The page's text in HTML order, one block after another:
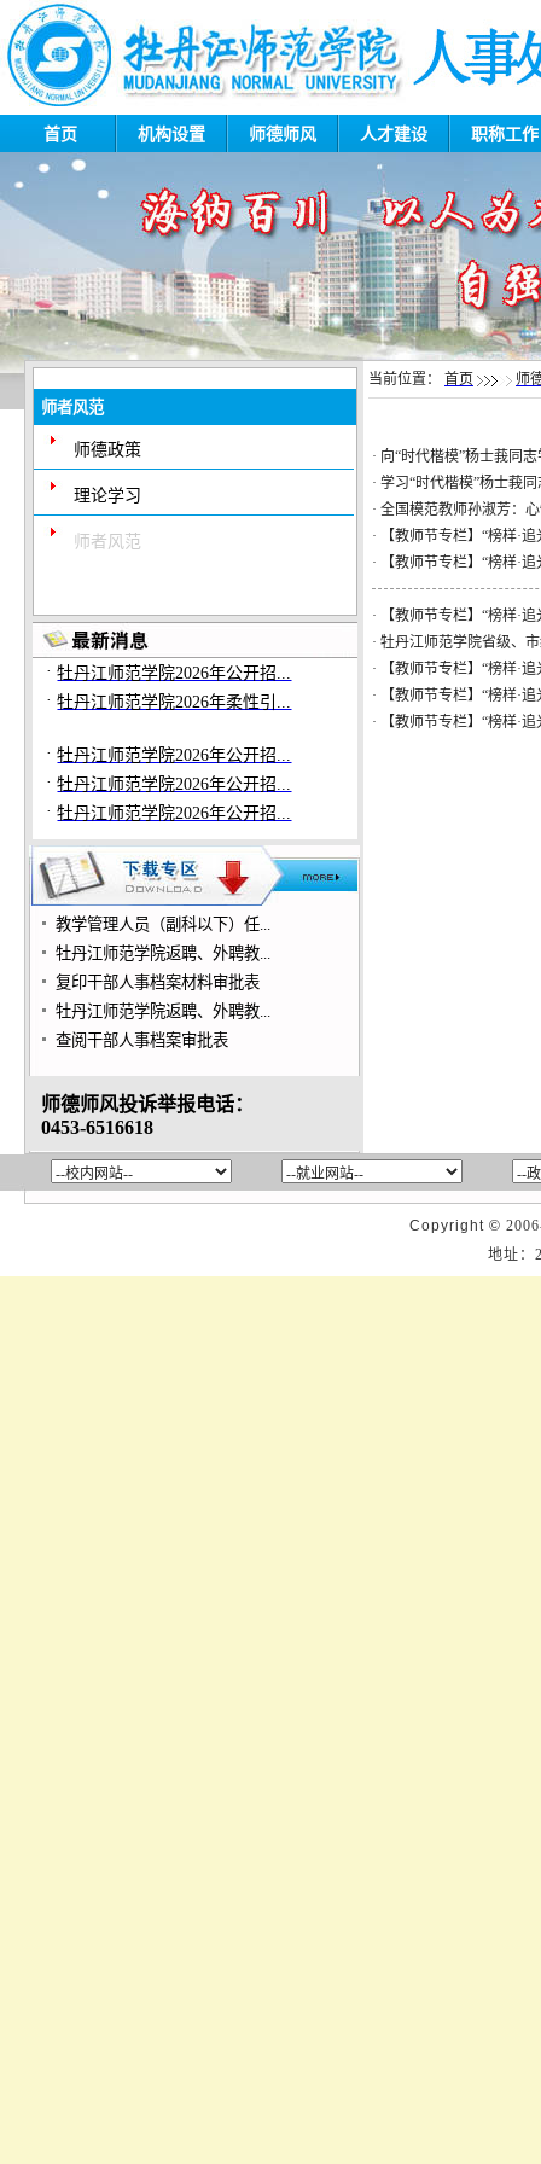
首页 机构设置 师德师风 人才建设 职称工
师者风范
师德政策
理论学习
师者风范
· 牡丹江师范学院2026年公开招...
牡丹江师范学院2026年公开招...
·
牡丹江师范学院2026年公开招...
· 牡丹江师范学院关于2026年公...
·
牡丹江师范学院2026年公开招...
· 牡丹江师范学院2026年公开招...
· 牡丹江师范学院2026年公开招...
牡丹江师范学院2026年柔性引...
牡丹江师范学院2026年公开招...
牡丹江师范学院2026年公开招...
牡丹江师范学院2026年公开招...
· 牡丹江师范学院2026年公开招...
· 关于牡丹江师范学院2026年公...
牡丹江师范学院发布2026年公...
牡丹江师范学院2026年公开招...
牡丹江师范学院2026年公开招...
牡丹江师范学院2026年柔性引...
教学管理人员（副科以下）任...
牡丹江师范学院返聘、外聘教...
复印干部人事档案材料审批表
牡丹江师范学院返聘、外聘教...
查阅干部人事档案审批表
师德师风投诉举报电话：
0453-6516618
当前位置： 首页 师
· 向“时代楷模”杨士莪同
· 学习“时代楷模”杨士莪
· 全国模范教师孙淑芳：
·
【教师节专栏】“榜样·
·
【教师节专栏】“榜样·
·
【教师节专栏】“榜样·
· 牡丹江师范学院省级、
·
【教师节专栏】“榜样·
·
【教师节专栏】“榜样·
·
【教师节专栏】“榜样·
Copyright ©
地址：